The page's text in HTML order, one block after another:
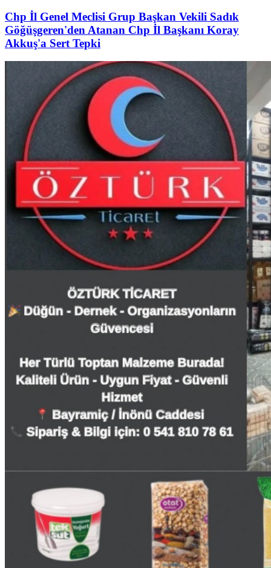
Chp İl Genel Meclisi Grup Başkan Vekili Sadık
Göğüşgeren'den Atanan Chp İl Başkanı Koray
Akkuş'a Sert Tepki